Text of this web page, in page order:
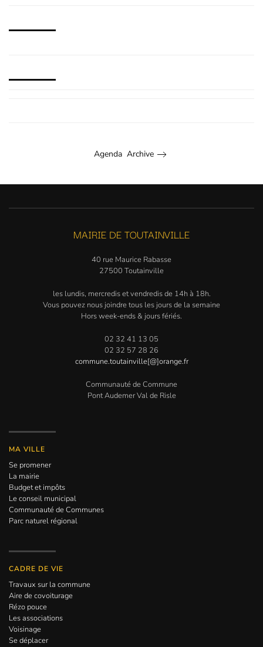
Agenda Archive
MAIRIE DE TOUTAINVILLE
40 rue Maurice Rabasse
27500 Toutainville
les lundis, mercredis et vendredis de 14h à 18h.
Vous pouvez nous joindre tous les jours de la semaine
Hors week-ends & jours fériés.
02 32 41 13 05
02 32 57 28 26
commune.toutainville[@]orange.fr
Communauté de Commune
Pont Audemer Val de Risle
MA VILLE
Se promener
La mairie
Budget et impôts
Le conseil municipal
Communauté de Communes
Parc naturel régional
CADRE DE VIE
Travaux sur la commune
Aire de covoiturage
Rézo pouce
Les associations
Voisinage
Se déplacer